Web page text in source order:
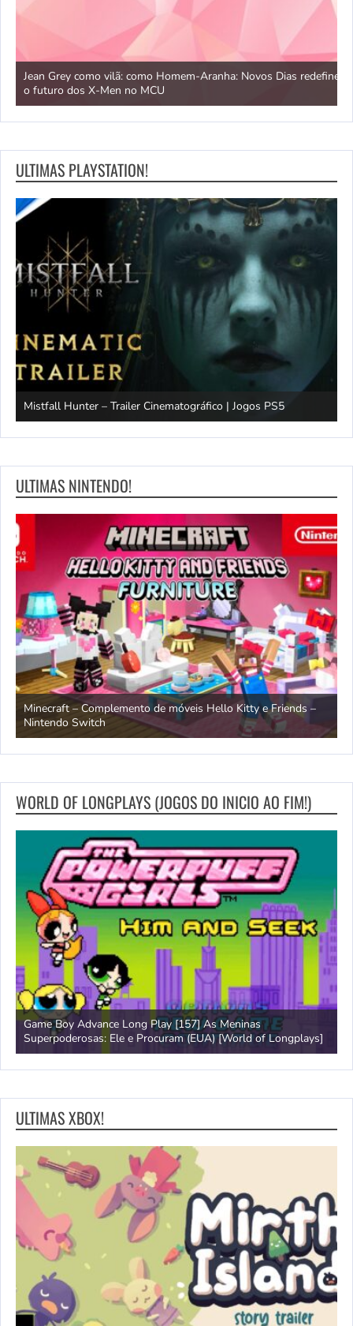
Jean Grey como vilã: como Homem-Aranha: Novos Dias redefine
o futuro dos X-Men no MCU
ULTIMAS PLAYSTATION!
Mistfall Hunter – Trailer Cinematográfico | Jogos PS5
ULTIMAS NINTENDO!
Minecraft – Complemento de móveis Hello Kitty e Friends –
Nintendo Switch
WORLD OF LONGPLAYS (JOGOS DO INICIO AO FIM!)
Game Boy Advance Long Play [157] As Meninas
Superpoderosas: Ele e Procuram (EUA) [World of Longplays]
ULTIMAS XBOX!